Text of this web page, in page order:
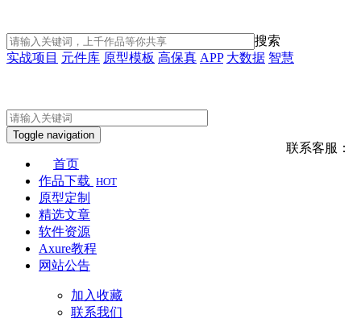
搜索
实战项目 元件库 原型模板 高保真 APP 大数据 智慧
联系客服：
Toggle navigation
首页
作品下载 HOT
原型定制
精选文章
软件资源
Axure教程
网站公告
加入收藏
联系我们